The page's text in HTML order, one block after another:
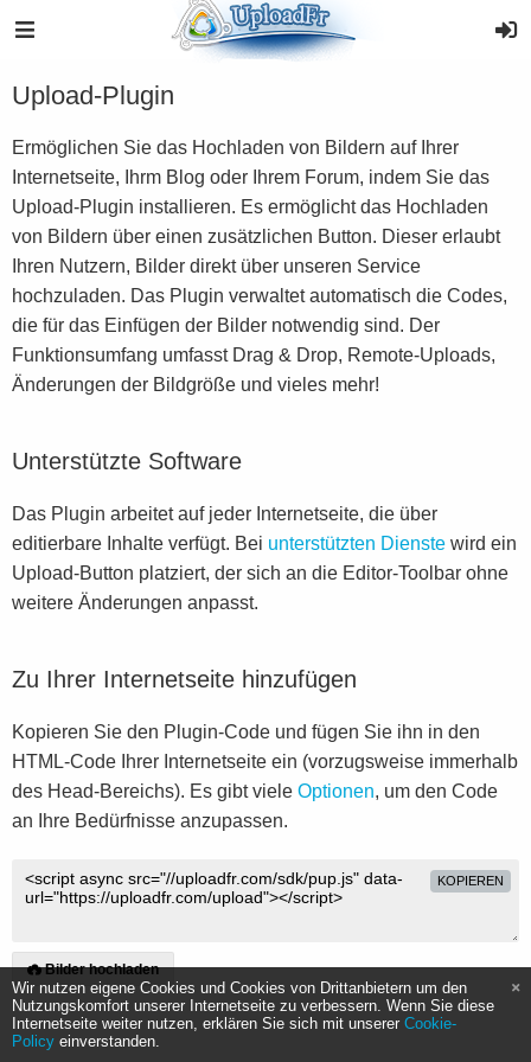
Upload-Plugin
Ermöglichen Sie das Hochladen von Bildern auf Ihrer
Internetseite, Ihrm Blog oder Ihrem Forum, indem Sie das
Upload-Plugin installieren. Es ermöglicht das Hochladen
von Bildern über einen zusätzlichen Button. Dieser erlaubt
Ihren Nutzern, Bilder direkt über unseren Service
hochzuladen. Das Plugin verwaltet automatisch die Codes,
die für das Einfügen der Bilder notwendig sind. Der
Funktionsumfang umfasst Drag & Drop, Remote-Uploads,
Änderungen der Bildgröße und vieles mehr!
Unterstützte Software
Das Plugin arbeitet auf jeder Internetseite, die über
editierbare Inhalte verfügt. Bei unterstützten Dienste wird ein
Upload-Button platziert, der sich an die Editor-Toolbar ohne
weitere Änderungen anpasst.
Zu Ihrer Internetseite hinzufügen
Kopieren Sie den Plugin-Code und fügen Sie ihn in den
HTML-Code Ihrer Internetseite ein (vorzugsweise immerhalb
des Head-Bereichs). Es gibt viele Optionen, um den Code
an Ihre Bedürfnisse anzupassen.
KOPIEREN
Bilder hochladen
Wir nutzen eigene Cookies und Cookies von Drittanbietern um den
Nutzungskomfort unserer Internetseite zu verbessern. Wenn Sie diese
Internetseite weiter nutzen, erklären Sie sich mit unserer Cookie-
Policy einverstanden.